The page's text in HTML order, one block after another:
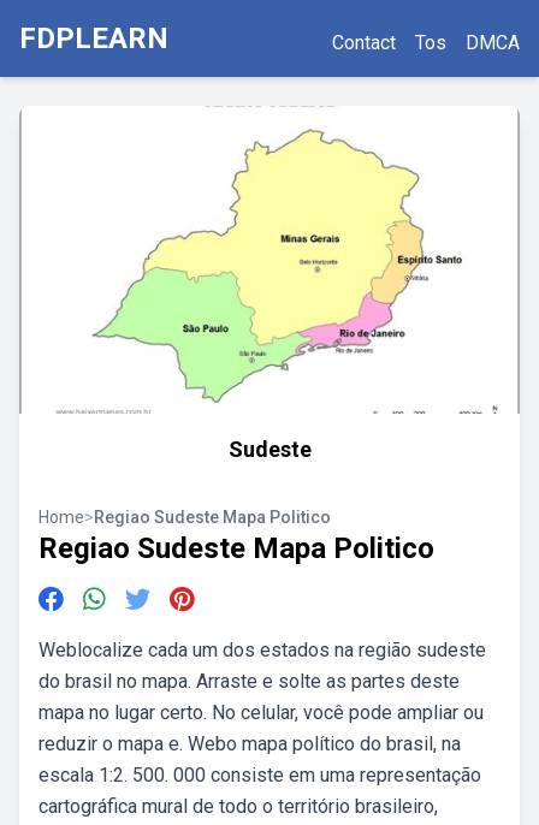
FDPLEARN Contact Tos DMCA
Sudeste
Home>Regiao Sudeste Mapa Politico
Regiao Sudeste Mapa Politico
Weblocalize cada um dos estados na região sudeste
do brasil no mapa. Arraste e solte as partes deste
mapa no lugar certo. No celular, você pode ampliar ou
reduzir o mapa e. Webo mapa político do brasil, na
escala 1:2. 500. 000 consiste em uma representação
cartográfica mural de todo o território brasileiro,